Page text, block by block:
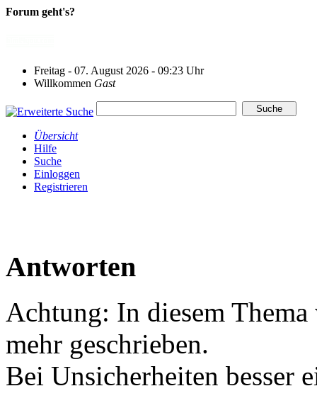
Forum geht's?
Freitag - 07. August 2026 - 09:23 Uhr
Willkommen Gast
Übersicht
Hilfe
Suche
Einloggen
Registrieren
Antworten
Achtung: In diesem
mehr geschrieben.
Bei Unsicherheiten besser